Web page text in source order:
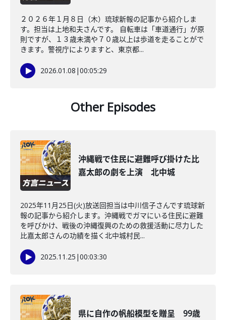
２０２６年１月８日（木）琉球新報の記事から紹介しま
す。担当は上地和夫さんです。 自転車は「車道通行」が原
則ですが、１３歳未満や７０歳以上は歩道を走ることがで
きます。警視庁によりますと、東京都...
2026.01.08 |00:05:29
Other Episodes
沖縄戦で住民に避難呼び掛けた比
嘉太郎の劇を上演 北中城
2025年11月25日(火)放送回担当は中川信子さんです琉球新
報の記事から紹介します。沖縄戦でガマにいる住民に避難
を呼びかけ、戦後の沖縄復興のための救援活動に尽力した
比嘉太郎さんの功績を描く北中城村民...
2025.11.25 |00:03:30
県に自作の帆船模型を贈呈 99歳